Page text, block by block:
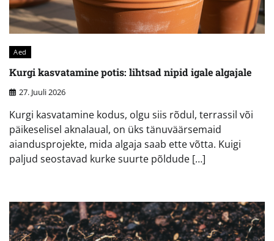
Aed
Kurgi kasvatamine potis: lihtsad nipid igale algajale
27. Juuli 2026
Kurgi kasvatamine kodus, olgu siis rõdul, terrassil või
päikeselisel aknalaual, on üks tänuväärsemaid
aiandusprojekte, mida algaja saab ette võtta. Kuigi
paljud seostavad kurke suurte põldude […]